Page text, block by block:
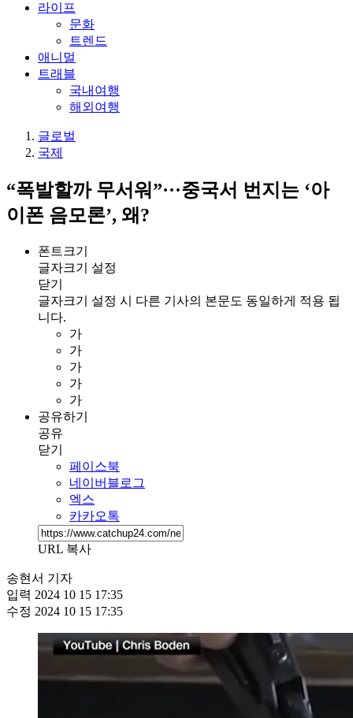
라이프
문화
트렌드
애니멀
트래블
국내여행
해외여행
글로벌
국제
“폭발할까 무서워”···중국서 번지는 ‘아
이폰 음모론’, 왜?
폰트크기
글자크기 설정
닫기
글자크기 설정 시 다른 기사의 본문도 동일하게 적용 됩
니다.
가
가
가
가
가
공유하기
공유
닫기
페이스북
네이버블로그
엑스
카카오톡
URL 복사
송현서 기자
입력 2024 10 15 17:35
수정 2024 10 15 17:35